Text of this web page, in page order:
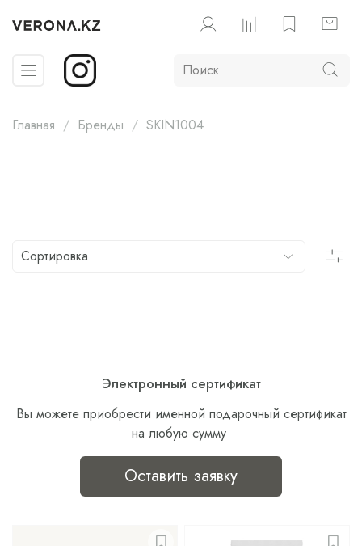
Главная Бренды SKIN1004
Электронный сертификат
Вы можете приобрести именной подарочный сертификат
на любую сумму
Оставить заявку